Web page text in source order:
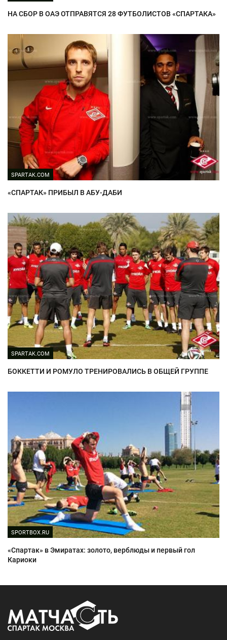
НА СБОР В ОАЭ ОТПРАВЯТСЯ 28 ФУТБОЛИСТОВ «СПАРТАКА»
SPARTAK.COM
«СПАРТАК» ПРИБЫЛ В АБУ-ДАБИ
SPARTAK.COM
БОККЕТТИ И РОМУЛО ТРЕНИРОВАЛИСЬ В ОБЩЕЙ ГРУППЕ
SPORTBOX.RU
«Спартак» в Эмиратах: золото, верблюды и первый гол
Кариоки